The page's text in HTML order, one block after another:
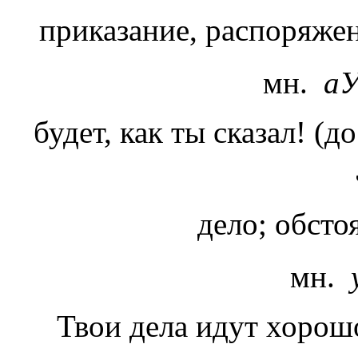
приказание,
мн.
будет, как ты сказал!
дело;
мн.
Твои дела идут